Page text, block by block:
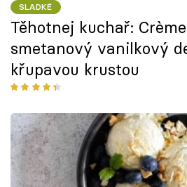
SLADKÉ
Těhotnej kuchař:
smetanový vanilkový
křupavou krustou